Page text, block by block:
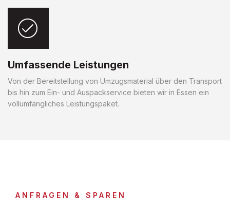
Umfassende Leistungen
Von der Bereitstellung von Umzugsmaterial über den Transport
bis hin zum Ein- und Auspackservice bieten wir in Essen ein
vollumfängliches Leistungspaket.
ANFRAGEN & SPAREN